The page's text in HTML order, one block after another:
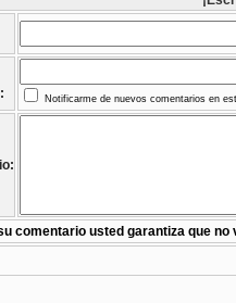
Notificarme de nuevos comentarios en
comentario usted garantiza que no